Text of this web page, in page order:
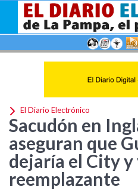
El Diario Electrónico
Sacudón en
aseguran que
dejaría el City
reemplazante